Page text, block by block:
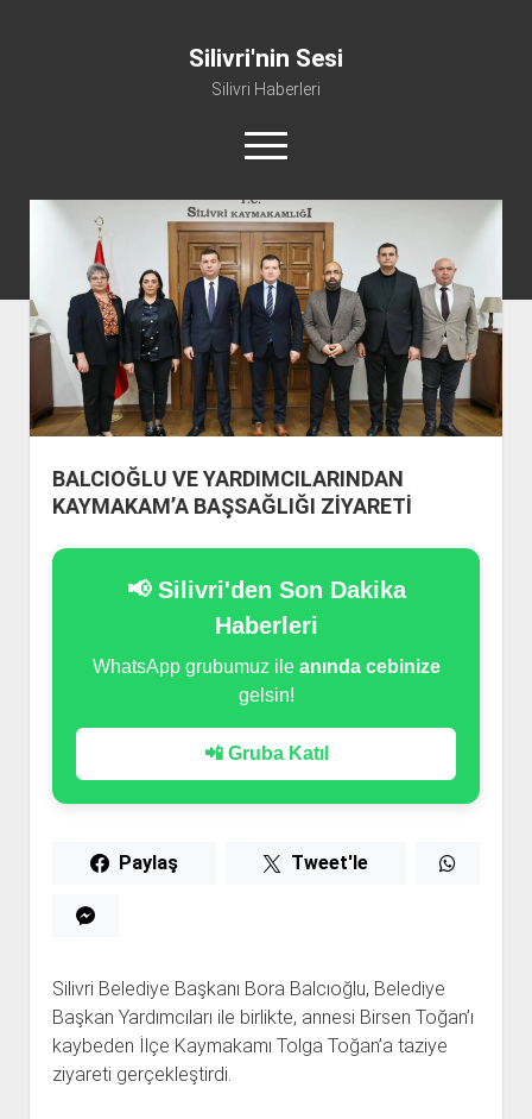
Silivri'nin Sesi
Silivri Haberleri
m
e
ü
y
a
ç
facebook youtube silivri@silivrininsesi1.com
Manifesto
Gündem
Haber
Spor
Künye ve İletişim
BALCIOĞLU VE YARDIMCILARINDAN
KAYMAKAM’A BAŞSAĞLIĞI ZİYARETİ
📢 Silivri'den Son Dakika
Haberleri
WhatsApp grubumuz ile anında cebinize
gelsin!
📲 Gruba Katıl
Paylaş Tweet'le
Silivri Belediye Başkanı Bora Balcıoğlu, Belediye
Başkan Yardımcıları ile birlikte, annesi Birsen Toğan’ı
kaybeden İlçe Kaymakamı Tolga Toğan’a taziye
ziyareti gerçekleştirdi.